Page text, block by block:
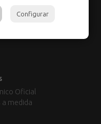
Oficial
a medida
Configurar